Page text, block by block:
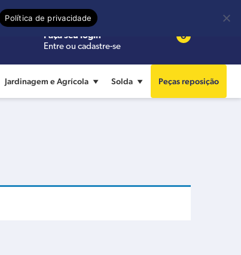
Precisa de ajuda?
Faça seu login
Entre ou cadastre-se
0
Jardinagem e Agrícola Solda Peças reposição
Política de privacidade